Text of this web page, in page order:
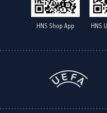
HNS Shop App HNS